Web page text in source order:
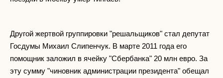
Другой жертвой группировки "решальщиков" стал депутат
Госдумы Михаил Слипенчук. В марте 2011 года его
помощник заложил в ячейку "Сбербанка" 20 млн евро. За
эту сумму "чиновник администрации президента" обещал